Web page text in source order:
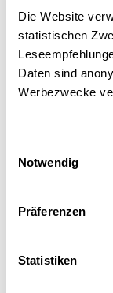
Die Website
statistischen
Daten sind
Werbezwecke
Notwendig
Präferenzen
Statistiken